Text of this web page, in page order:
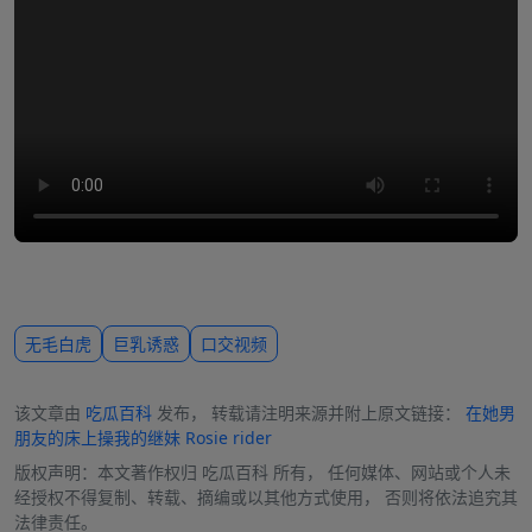
无毛白虎 巨乳诱惑 口交视频
该文章由 吃瓜百科 发布， 转载请注明来源并附上原文链接： 在她男
朋友的床上操我的继妹 Rosie rider
版权声明：本文著作权归 吃瓜百科 所有， 任何媒体、网站或个人未
经授权不得复制、转载、摘编或以其他方式使用， 否则将依法追究其
法律责任。